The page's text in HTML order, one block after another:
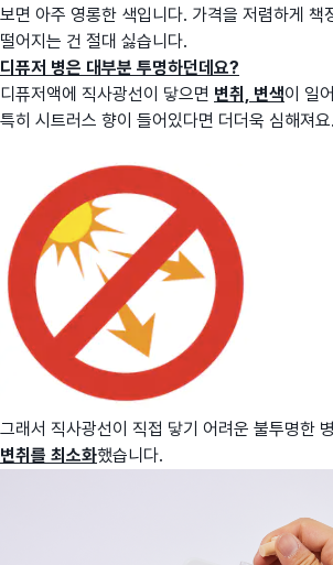
보면 아주 영롱한 색입니다. 가격을 저렴하게 책
떨어지는 건 절대 싫습니다.
디퓨저 병은 대부분 투명하던데요?
디퓨저액에 직사광선이 닿으면 변취, 변색이 일
특히 시트러스 향이 들어있다면 더더욱 심해져요.
그래서 직사광선이 직접 닿기 어려운 불투명한
변취를 최소화했습니다.